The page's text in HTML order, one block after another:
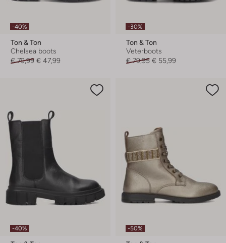
-40%
Ton & Ton
Chelsea boots
€ 79,99 € 47,99
-30%
Ton & Ton
Veterboots
€ 79,95 € 55,99
-40% -50%